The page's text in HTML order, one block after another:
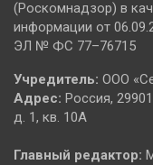
(Роскомнадзор) в
информации от
ЭЛ № ФС 77–76715
Учредитель: ООО
Адрес: Россия,
д. 1, кв. 10А
Главный редактор: